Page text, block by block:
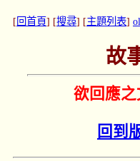
[ 回首頁] [搜尋] [主題列表]
故
欲回應之
回到